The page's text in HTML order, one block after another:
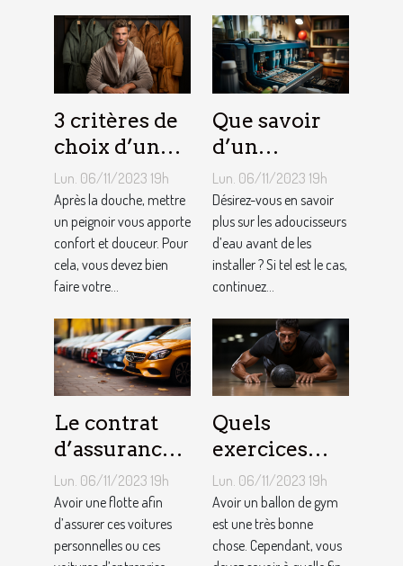
3 critères de
choix d’un
peignoir de
bain pour
homme ?
Lun. 06/11/2023 19h
Après la douche, mettre
un peignoir vous apporte
confort et douceur. Pour
cela, vous devez bien
faire votre...
Que savoir
d’un
adoucisseur
d’eau ?
Lun. 06/11/2023 19h
Désirez-vous en savoir
plus sur les adoucisseurs
d’eau avant de les
installer ? Si tel est le cas,
continuez...
Le contrat
d’assurance
auto par
flotte : est-il
si
bénéfique ?
Lun. 06/11/2023 19h
Avoir une flotte afin
d’assurer ces voitures
personnelles ou ces
Quels
exercices
pouvez-vous
faire avec un
ballon de
gym ?
Lun. 06/11/2023 19h
Avoir un ballon de gym
est une très bonne
chose. Cependant, vous